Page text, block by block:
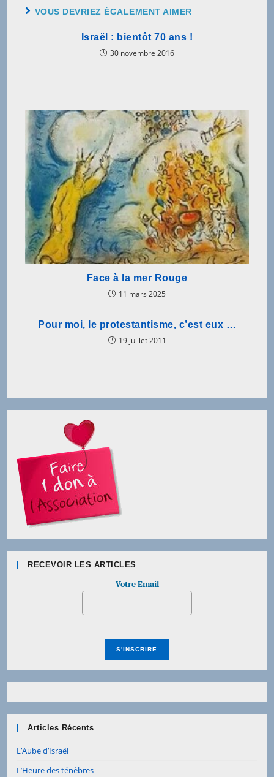
VOUS DEVRIEZ ÉGALEMENT AIMER
Israël : bientôt 70 ans !
30 novembre 2016
Face à la mer Rouge
11 mars 2025
Pour moi, le protestantisme, c’est eux …
19 juillet 2011
RECEVOIR LES ARTICLES
Votre Email
Articles Récents
L’Aube d’Israël
L’Heure des ténèbres